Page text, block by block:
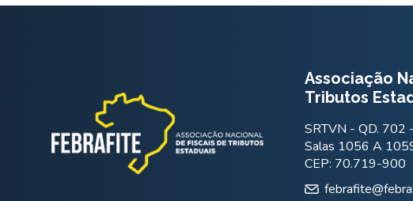
Associação
Tributos
SRTVN - QD. 702
Salas 1056 A
CEP: 70.719-900